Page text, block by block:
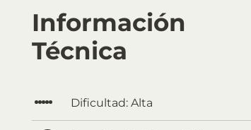
Información
Técnica
Dificultad: Alta